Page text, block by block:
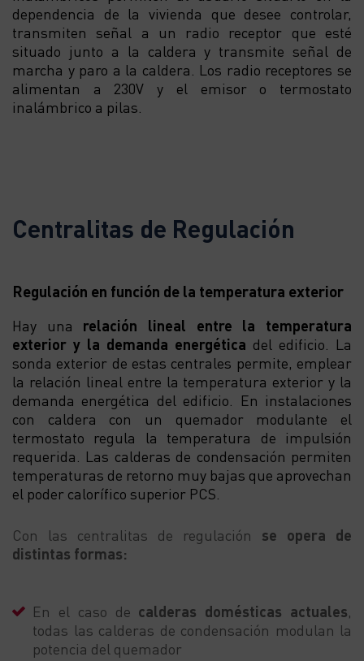
dependencia de la vivienda que desee controlar,
transmiten señal a un radio receptor que esté
situado junto a la caldera y transmite señal de
marcha y paro a la caldera. Los radio receptores se
alimentan a 230V y el emisor o termostato
inalámbrico a pilas.
Centralitas de Regulación
Regulación en función de la temperatura exterior
Hay una relación lineal
entre la temperatura
exterior y la demanda energética del edificio. La
sonda exterior de estas centrales permite, emplear
la relación lineal entre la temperatura exterior y la
demanda energética del edificio. En instalaciones
con caldera con un quemador modulante el
termostato regula la temperatura de impulsión
requerida. Las calderas de condensación permiten
temperaturas de retorno muy bajas que aprovechan
el poder calorífico superior PCS.
Con las centralitas de regulación se opera de
distintas formas:
En el caso de calderas domésticas actuales
todas las calderas de condensación modulan la
potencia del quemador